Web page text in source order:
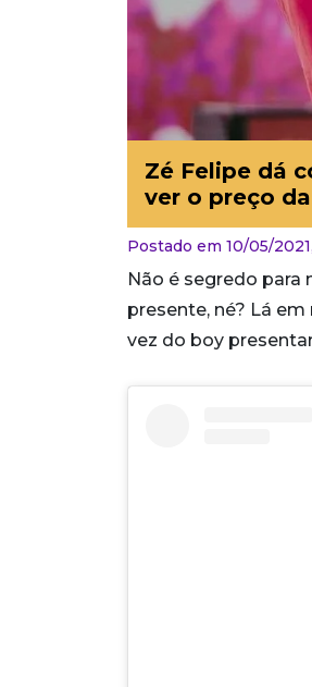
Zé Felipe dá
ver o preço
Postado em 10/05/2021,
Não é segredo para
presente, né? Lá em
vez do boy